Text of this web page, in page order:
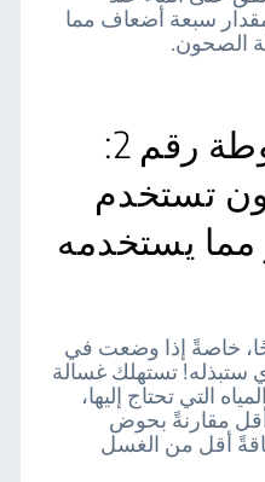
سبعة أضعاف مما
الصحون.
المعلومة المغلوطة رقم 2:
تستخدم
مما يستخدمه
خاصةً إذا وضعت في
ستبذله! تستهلك غسالة
التي تحتاج إليها،
أقل مقارنةً بحوض
أقل من الغسل